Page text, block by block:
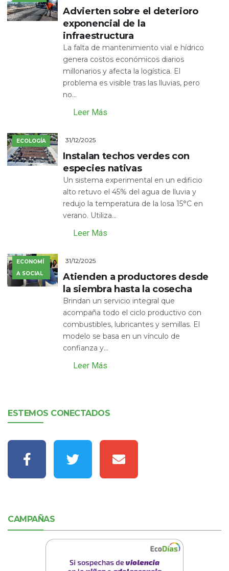
Advierten sobre el deterioro
exponencial de la
infraestructura
La falta de mantenimiento vial e hídrico
genera costos económicos diarios
millonarios y afecta la logística. El
problema es visible tras las lluvias, pero
no...
Leer Más
ECOLOGÍA 31/12/2025
Instalan techos verdes con
especies nativas
Un sistema experimental en un edificio
alto retuvo el 45% del agua de lluvia y
redujo la temperatura de la losa 15°C en
verano. Utiliza...
Leer Más
ECONOMÍ
A SOCIAL
31/12/2025
Atienden a productores desde
la siembra hasta la cosecha
Brindan un servicio integral que
acompaña todo el ciclo productivo con
combustibles, lubricantes y semillas. El
modelo se basa en un vínculo de
confianza y...
Leer Más
ESTEMOS CONECTADOS
CAMPAÑAS